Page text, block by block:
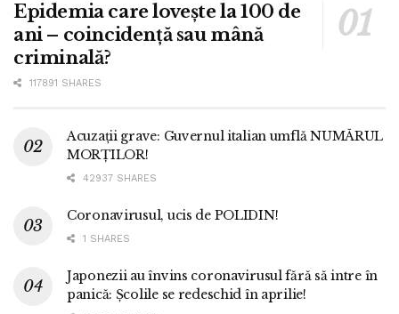
Epidemia care lovește la 100 de
ani – coincidență sau mână
criminală?
117891 SHARES
Acuzații grave: Guvernul italian umflă NUMĂRUL
MORȚILOR!
42937 SHARES
Coronavirusul, ucis de POLIDIN!
1 SHARES
Japonezii au învins coronavirusul fără să intre în
panică: Școlile se redeschid în aprilie!